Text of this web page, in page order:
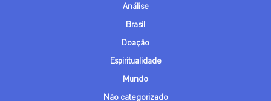
Análise
Brasil
Doação
Espiritualidade
Mundo
Não categorizado